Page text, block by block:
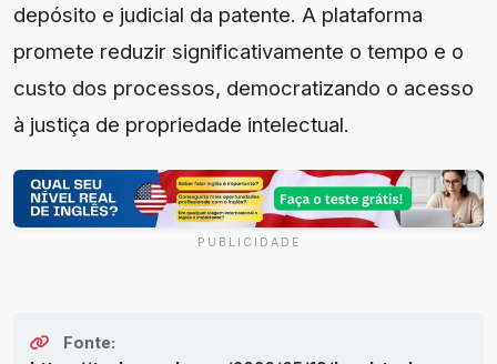
depósito e judicial da patente. A plataforma
promete reduzir significativamente o tempo e o
custo dos processos, democratizando o acesso
à justiça de propriedade intelectual.
PUBLICIDADE
Fonte: